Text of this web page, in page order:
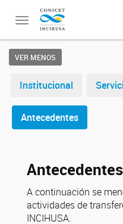
Toggle
navigation
VER MENOS
Institucional
Antecedentes
Antecedentes
A continuación se
actividades de
INCIHUSA.